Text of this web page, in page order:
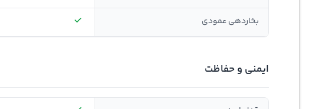
بخاردهی عمودی
ایمنی و حفاظت